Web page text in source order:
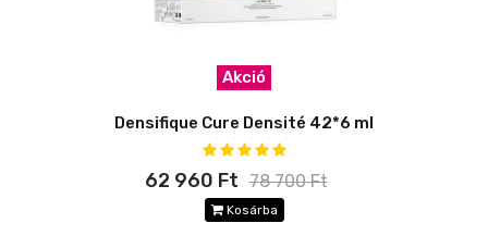
Akció
Densifique Cure Densité 42*6 ml
62 960 Ft 78 700 Ft
Kosárba